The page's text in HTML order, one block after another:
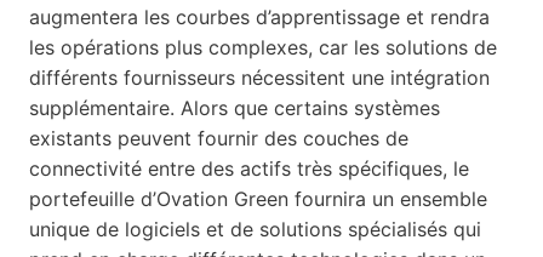
augmentera les courbes d’apprentissage et rendra
les opérations plus complexes, car les solutions de
différents fournisseurs nécessitent une intégration
supplémentaire. Alors que certains systèmes
existants peuvent fournir des couches de
connectivité entre des actifs très spécifiques, le
portefeuille d’Ovation Green fournira un ensemble
unique de logiciels et de solutions spécialisés qui